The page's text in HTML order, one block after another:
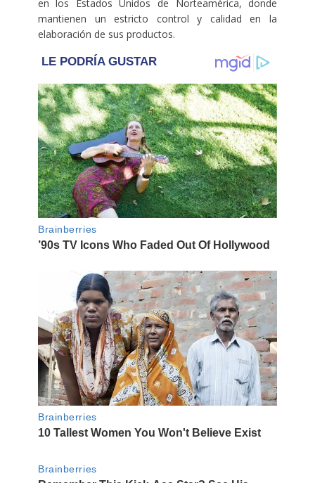
en los Estados Unidos de Norteamérica, donde
mantienen un estricto control y calidad en la
elaboración de sus productos.